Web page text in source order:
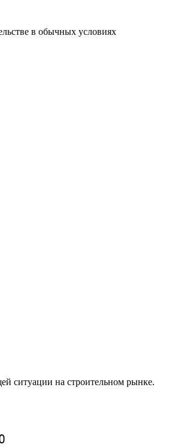
в обычных условиях
ситуации на строительном рынке.